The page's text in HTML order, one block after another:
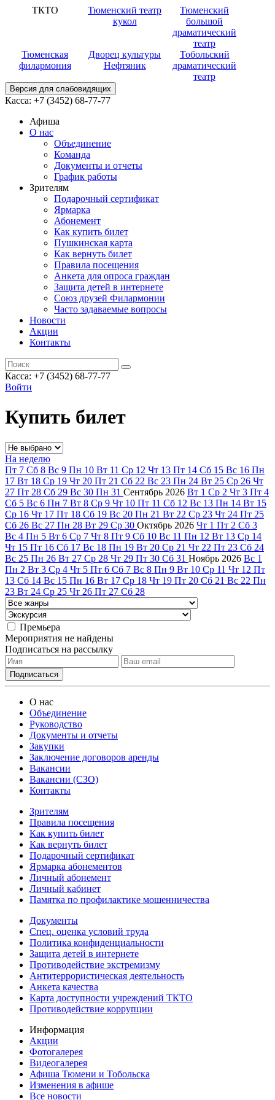
ТКТО
Тюменский театр
кукол
Тюменский
большой
драматический
театр
Тюменская
филармония
Дворец культуры
Нефтяник
Тобольский
драматический
театр
Версия для слабовидящих
Касса: +7 (3452) 68-77-77
Афиша
О нас
Объединение
Команда
Документы и отчеты
График работы
Зрителям
Подарочный сертификат
Ярмарка
Абонемент
Как купить билет
Пушкинская карта
Как вернуть билет
Правила посещения
Анкета для опроса граждан
Защита детей в интернете
Союз друзей Филармонии
Часто задаваемые вопросы
Новости
Акции
Контакты
Касса: +7 (3452) 68-77-77
Войти
Купить билет
На неделю
Пт 7 Сб 8 Вс 9 Пн 10 Вт 11 Ср 12 Чт 13 Пт 14 Сб 15 Вс 16 Пн
17 Вт 18 Ср 19 Чт 20 Пт 21 Сб 22 Вс 23 Пн 24 Вт 25 Ср 26 Чт
27 Пт 28 Сб 29 Вс 30 Пн 31 Сентябрь 2026 Вт 1 Ср 2 Чт 3 Пт 4
Сб 5 Вс 6 Пн 7 Вт 8 Ср 9 Чт 10 Пт 11 Сб 12 Вс 13 Пн 14 Вт 15
Ср 16 Чт 17 Пт 18 Сб 19 Вс 20 Пн 21 Вт 22 Ср 23 Чт 24 Пт 25
Сб 26 Вс 27 Пн 28 Вт 29 Ср 30 Октябрь 2026 Чт 1 Пт 2 Сб 3
Вс 4 Пн 5 Вт 6 Ср 7 Чт 8 Пт 9 Сб 10 Вс 11 Пн 12 Вт 13 Ср 14
Чт 15 Пт 16 Сб 17 Вс 18 Пн 19 Вт 20 Ср 21 Чт 22 Пт 23 Сб 24
Вс 25 Пн 26 Вт 27 Ср 28 Чт 29 Пт 30 Сб 31 Ноябрь 2026 Вс 1
Пн 2 Вт 3 Ср 4 Чт 5 Пт 6 Сб 7 Вс 8 Пн 9 Вт 10 Ср 11 Чт 12 Пт
13 Сб 14 Вс 15 Пн 16 Вт 17 Ср 18 Чт 19 Пт 20 Сб 21 Вс 22 Пн
23 Вт 24 Ср 25 Чт 26 Пт 27 Сб 28
Премьера
Мероприятия не найдены
Подписаться на рассылку
О нас
Объединение
Руководство
Документы и отчеты
Закупки
Заключение договоров аренды
Вакансии
Вакансии (СЗО)
Контакты
Зрителям
Правила посещения
Как купить билет
Как вернуть билет
Подарочный сертификат
Ярмарка абонементов
Личный абонемент
Личный кабинет
Памятка по профилактике мошенничества
Документы
Спец. оценка условий труда
Политика конфиденциальности
Защита детей в интернете
Противодействие экстремизму
Антитеррористическая деятельность
Анкета качества
Карта доступности учреждений ТКТО
Противодействие коррупции
Информация
Акции
Фотогалерея
Видеогалерея
Афиша Тюмени и Тобольска
Изменения в афише
Все новости